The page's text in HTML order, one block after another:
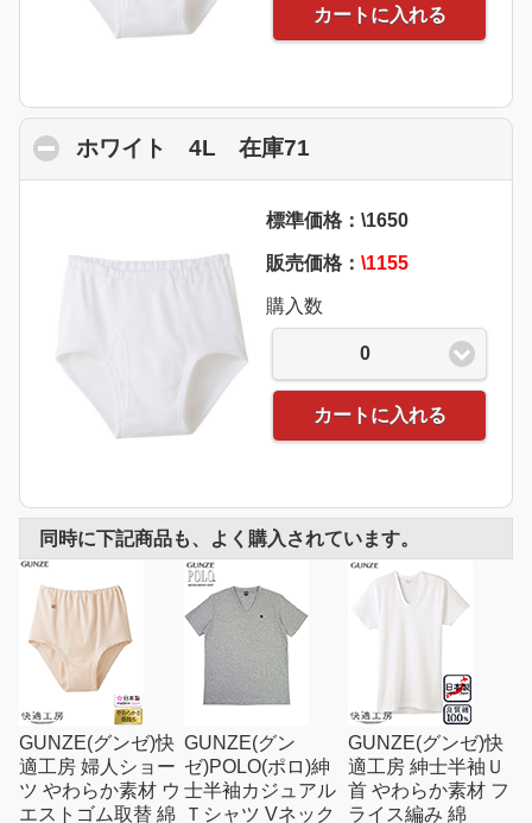
カートに入れる
ホワイト 4L 在庫71
標準価格：\1650
販売価格： \1155
購入数
0
カートに入れる
同時に下記商品も、よく購入されています。
GUNZE(グンゼ)快
適工房 婦人ショー
ツ やわらか素材 ウ
エストゴム取替 綿
GUNZE(グン
ゼ)POLO(ポロ)紳
士半袖カジュアル
Ｔシャツ Vネック
GUNZE(グンゼ)快
適工房 紳士半袖Ｕ
首 やわらか素材 フ
ライス編み 綿